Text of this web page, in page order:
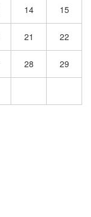
14 15
21 22
28 29